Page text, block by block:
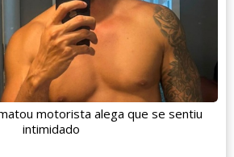
motorista alega que se sentiu
intimidado